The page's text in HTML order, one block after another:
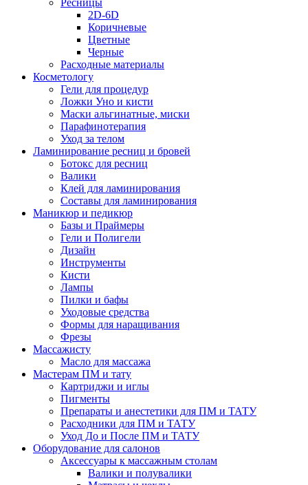
Ресницы
2D-6D
Коричневые
Цветные
Черные
Расходные материалы
Косметологу
Гели для процедур
Ложки Уно и кисти
Маски альгинатные, миски
Парафинотерапия
Уход за телом
Ламинирование ресниц и бровей
Ботокс для ресниц
Валики
Клей для ламинирования
Составы для ламинирования
Маникюр и педикюр
Базы и Праймеры
Гели и Полигели
Дизайн
Инструменты
Кисти
Лампы
Пилки и бафы
Уходовые средства
Формы для наращивания
Фрезы
Массажисту
Масло для массажа
Мастерам ПМ и тату
Картриджи и иглы
Пигменты
Препараты и анестетики для ПМ и ТАТУ
Расходники для ПМ и ТАТУ
Уход До и После ПМ и ТАТУ
Оборудование для салонов
Аксессуары к массажным столам
Валики и полувалики